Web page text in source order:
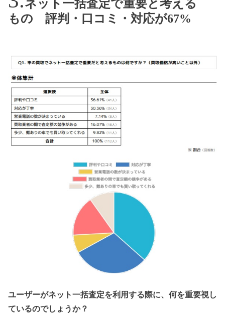
ネット一括査定で重要と考える
もの 評判・口コミ・対応が67%
ユーザーがネット一括査定を利用する際に、何を重要視し
ているのでしょうか？